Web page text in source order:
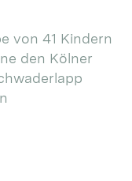
von 41 Kindern
den Kölner